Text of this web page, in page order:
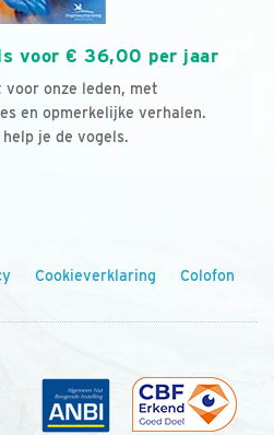
voor € 36,00 per jaar
onze leden, met
en opmerkelijke verhalen.
je de vogels.
Cookieverklaring Colofon